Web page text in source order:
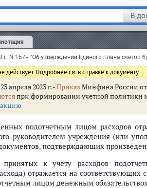
В
Подробнее см. в справке к документу
по принятым
по оплате обязательства в
учета).
(отрицательные) курсовые
(уменьшение) расчетов по
результат текущего
апреля 2023 г. -Приказ Минфина России от
при формировании учетной политики и
подотчетным лицом расходов
руководителем учреждения (или
подтверждающих
к учету расходов
отражается на
лицом денежным